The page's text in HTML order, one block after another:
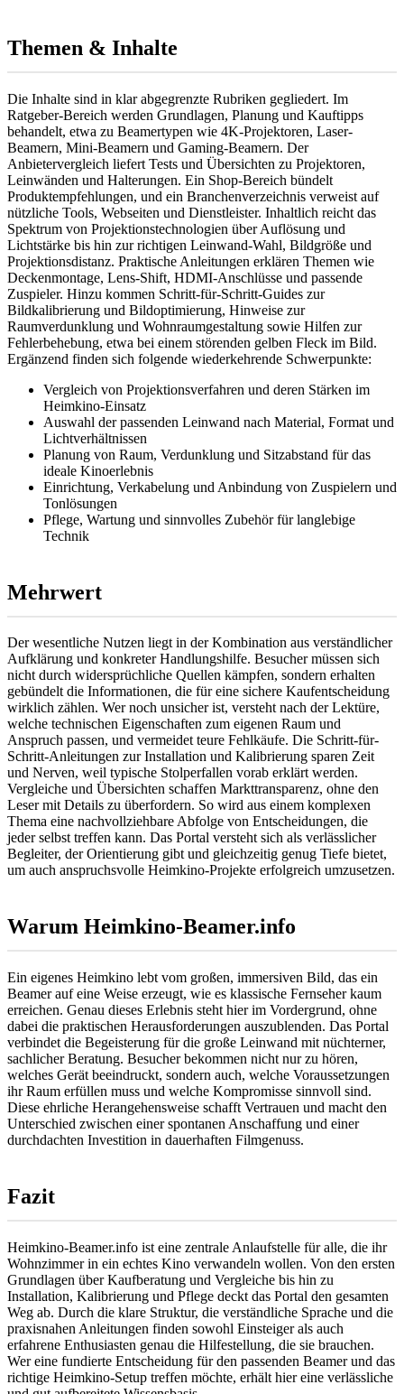
Themen & Inhalte
Die Inhalte sind in klar abgegrenzte Rubriken gegliedert. Im
Ratgeber-Bereich werden Grundlagen, Planung und Kauftipps
behandelt, etwa zu Beamertypen wie 4K-Projektoren, Laser-
Beamern, Mini-Beamern und Gaming-Beamern. Der
Anbietervergleich liefert Tests und Übersichten zu Projektoren,
Leinwänden und Halterungen. Ein Shop-Bereich bündelt
Produktempfehlungen, und ein Branchenverzeichnis verweist auf
nützliche Tools, Webseiten und Dienstleister. Inhaltlich reicht das
Spektrum von Projektionstechnologien über Auflösung und
Lichtstärke bis hin zur richtigen Leinwand-Wahl, Bildgröße und
Projektionsdistanz. Praktische Anleitungen erklären Themen wie
Deckenmontage, Lens-Shift, HDMI-Anschlüsse und passende
Zuspieler. Hinzu kommen Schritt-für-Schritt-Guides zur
Bildkalibrierung und Bildoptimierung, Hinweise zur
Raumverdunklung und Wohnraumgestaltung sowie Hilfen zur
Fehlerbehebung, etwa bei einem störenden gelben Fleck im Bild.
Ergänzend finden sich folgende wiederkehrende Schwerpunkte:
Vergleich von Projektionsverfahren und deren Stärken im
Heimkino-Einsatz
Auswahl der passenden Leinwand nach Material, Format und
Lichtverhältnissen
Planung von Raum, Verdunklung und Sitzabstand für das
ideale Kinoerlebnis
Einrichtung, Verkabelung und Anbindung von Zuspielern und
Tonlösungen
Pflege, Wartung und sinnvolles Zubehör für langlebige
Technik
Mehrwert
Der wesentliche Nutzen liegt in der Kombination aus verständlicher
Aufklärung und konkreter Handlungshilfe. Besucher müssen sich
nicht durch widersprüchliche Quellen kämpfen, sondern erhalten
gebündelt die Informationen, die für eine sichere Kaufentscheidung
wirklich zählen. Wer noch unsicher ist, versteht nach der Lektüre,
welche technischen Eigenschaften zum eigenen Raum und
Anspruch passen, und vermeidet teure Fehlkäufe. Die Schritt-für-
Schritt-Anleitungen zur Installation und Kalibrierung sparen Zeit
und Nerven, weil typische Stolperfallen vorab erklärt werden.
Vergleiche und Übersichten schaffen Markttransparenz, ohne den
Leser mit Details zu überfordern. So wird aus einem komplexen
Thema eine nachvollziehbare Abfolge von Entscheidungen, die
jeder selbst treffen kann. Das Portal versteht sich als verlässlicher
Begleiter, der Orientierung gibt und gleichzeitig genug Tiefe bietet,
um auch anspruchsvolle Heimkino-Projekte erfolgreich umzusetzen.
Warum Heimkino-Beamer.info
Ein eigenes Heimkino lebt vom großen, immersiven Bild, das ein
Beamer auf eine Weise erzeugt, wie es klassische Fernseher kaum
erreichen. Genau dieses Erlebnis steht hier im Vordergrund, ohne
dabei die praktischen Herausforderungen auszublenden. Das Portal
verbindet die Begeisterung für die große Leinwand mit nüchterner,
sachlicher Beratung. Besucher bekommen nicht nur zu hören,
welches Gerät beeindruckt, sondern auch, welche Voraussetzungen
ihr Raum erfüllen muss und welche Kompromisse sinnvoll sind.
Diese ehrliche Herangehensweise schafft Vertrauen und macht den
Unterschied zwischen einer spontanen Anschaffung und einer
durchdachten Investition in dauerhaften Filmgenuss.
Fazit
Heimkino-Beamer.info ist eine zentrale Anlaufstelle für alle, die ihr
Wohnzimmer in ein echtes Kino verwandeln wollen. Von den ersten
Grundlagen über Kaufberatung und Vergleiche bis hin zu
Installation, Kalibrierung und Pflege deckt das Portal den gesamten
Weg ab. Durch die klare Struktur, die verständliche Sprache und die
praxisnahen Anleitungen finden sowohl Einsteiger als auch
erfahrene Enthusiasten genau die Hilfestellung, die sie brauchen.
Wer eine fundierte Entscheidung für den passenden Beamer und das
richtige Heimkino-Setup treffen möchte, erhält hier eine verlässliche